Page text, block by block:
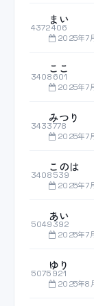
4372406
まい
2025年7
3408601
ここ
2025年7
3433778
みつり
2025年7
3408539
このは
2025年7
5049392
あい
2025年7
5075921
ゆり
2025年8